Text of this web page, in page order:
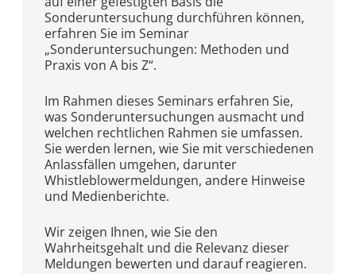
Sonderuntersuchung durchführen können,
erfahren Sie im Seminar
„Sonderuntersuchungen: Methoden und
Praxis von A bis Z“.
Im Rahmen dieses Seminars erfahren Sie,
was Sonderuntersuchungen ausmacht und
welchen rechtlichen Rahmen sie umfassen.
Sie werden lernen, wie Sie mit verschiedenen
Anlassfällen umgehen, darunter
Whistleblowermeldungen, andere Hinweise
und Medienberichte.
Wir zeigen Ihnen, wie Sie den
Wahrheitsgehalt und die Relevanz dieser
Meldungen bewerten und darauf reagieren.